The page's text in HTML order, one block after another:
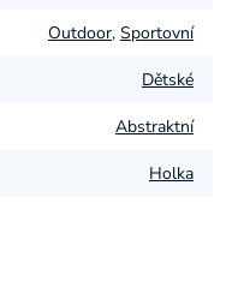
Outdoor, Sportovní
Dětské
Abstraktní
Holka